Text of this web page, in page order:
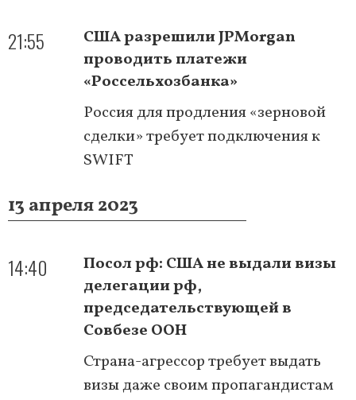
21:55
США разрешили JPMorgan
проводить платежи
«Россельхозбанка»
Россия для продления «зерновой
сделки» требует подключения к
SWIFT
13 апреля 2023
14:40
Посол рф: США не выдали визы
делегации рф,
председательствующей в
Совбезе ООН
Страна-агрессор требует выдать
визы даже своим пропагандистам